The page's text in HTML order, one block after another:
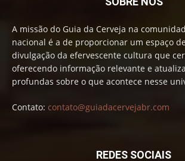
A missão do Guia da Cerveja na
nacional é a de proporcionar um espaço
divulgação da efervescente cultura que
oferecendo informação relevante e
profundas sobre o que acontece nesse
Contato: contato@guiadacervejabr.com
REDES SOCIAIS